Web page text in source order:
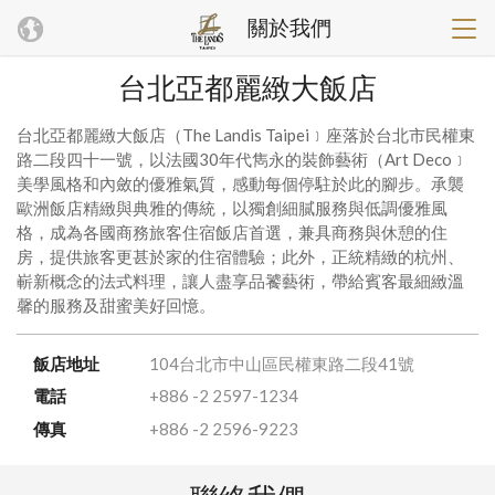
關於我們
台北亞都麗緻大飯店
台北亞都麗緻大飯店（The Landis Taipei﹞座落於台北市民權東
路二段四十一號，以法國30年代雋永的裝飾藝術（Art Deco﹞
美學風格和內斂的優雅氣質，感動每個停駐於此的腳步。承襲
歐洲飯店精緻與典雅的傳統，以獨創細膩服務與低調優雅風
格，成為各國商務旅客住宿飯店首選，兼具商務與休憩的住
房，提供旅客更甚於家的住宿體驗；此外，正統精緻的杭州、
嶄新概念的法式料理，讓人盡享品饕藝術，帶給賓客最細緻溫
馨的服務及甜蜜美好回憶。
飯店地址
104台北市中山區民權東路二段41號
電話
+886 -2 2597-1234
傳真
+886 -2 2596-9223